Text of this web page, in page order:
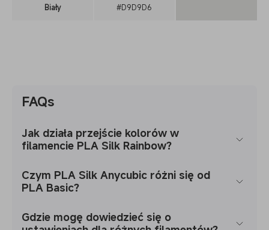
Biały #D9D9D6
FAQs
Jak działa przejście kolorów w
filamencie PLA Silk Rainbow?
Czym PLA Silk Anycubic różni się od
PLA Basic?
Gdzie mogę dowiedzieć się o